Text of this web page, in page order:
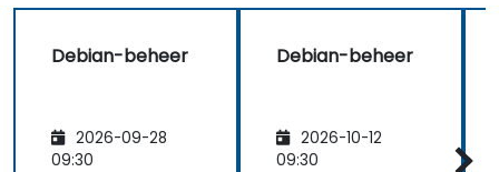
van Debian-infrastructuur – zowel in
probleemoplossing als veilige
Debian-beheer
2026-09-28
09:30
Debian-beheer
2026-10-12
09:30